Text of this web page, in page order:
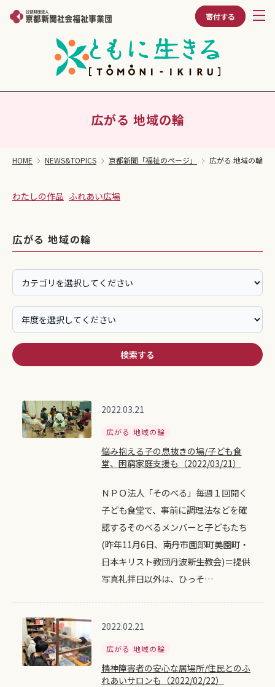
寄付する
広がる 地域の輪
HOME NEWS&TOPICS 京都新聞「福祉のページ」 広がる 地域の輪
わたしの作品 ふれあい広場
広がる 地域の輪
検索する
2022.03.21
広がる 地域の輪
悩み抱える子の息抜きの場/子ども食
堂、困窮家庭支援も（2022/03/21）
ＮＰＯ法人「そのべる」毎週１回開く
子ども食堂で、事前に調理法などを確
認するそのべるメンバーと子どもたち
(昨年11月6日、南丹市園部町美園町・
日本キリスト教団丹波新生教会)＝提供
写真礼拝日以外は、ひっそ…
2022.02.21
広がる 地域の輪
精神障害者の安心な居場所/住民とのふ
れあいサロンも（2022/02/22）